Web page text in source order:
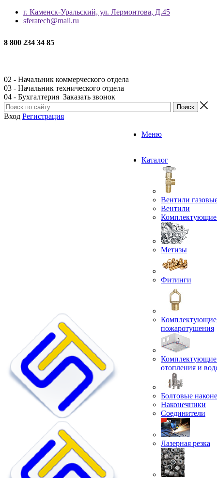
г. Каменск-Уральский, ул. Лермонтова, Д.45
sferatech@mail.ru
8 800 234 34 85
02 - Начальник коммерческого отдела
03 - Начальник технического отдела
04 - Бухгалтерия Заказать звонок
Вход Регистрация
Меню
Каталог
Вентили
Вентили
Комплектующие
Метизы
Фитинги
Комплектующие
пожаротушения
Комплектующие
отопления и
Болтовые
Наконечники
Соединители
Лазерная резка